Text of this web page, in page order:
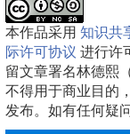
本作品采用 知识共
际许可协议 进行许
留文章署名林德熙
不得用于商业目的
发布。如有任何疑